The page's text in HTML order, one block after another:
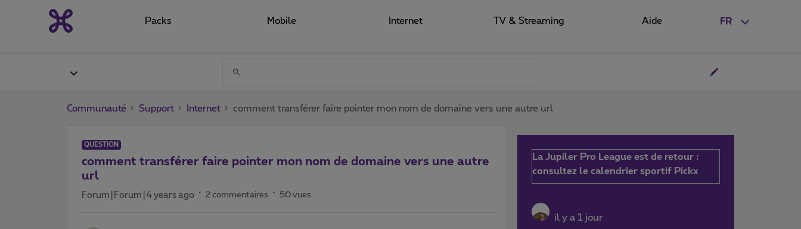
FR
Packs Mobile Internet TV & Streaming Aide
Communauté Support Internet comment transférer faire pointer mon nom de domaine vers une autre url
QUESTION
comment transférer faire pointer mon nom de domaine vers une autre
url
Forum|Forum|4 years ago 2 commentaires 50 vues
La Jupiler Pro League est de retour :
consultez le calendrier sportif Pickx
il y a 1 jour